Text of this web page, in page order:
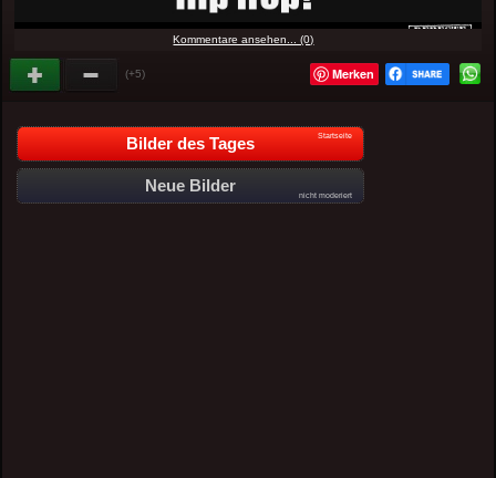
Kommentare ansehen... (0)
(+5) Merken
Bilder des Tages Startseite
Neue Bilder
nicht moderiert